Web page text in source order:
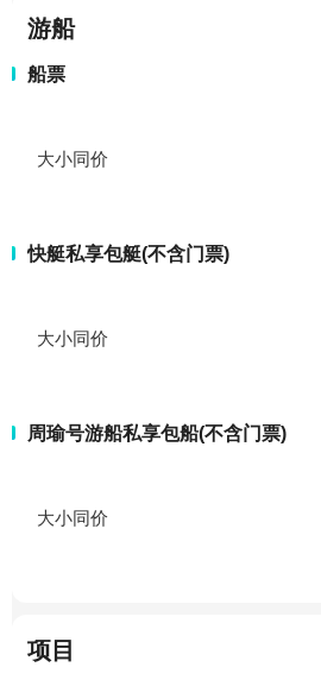
游船
船票
大小同价
快艇私享包艇(不含门票)
大小同价
周瑜号游船私享包船(不含门票)
大小同价
项目